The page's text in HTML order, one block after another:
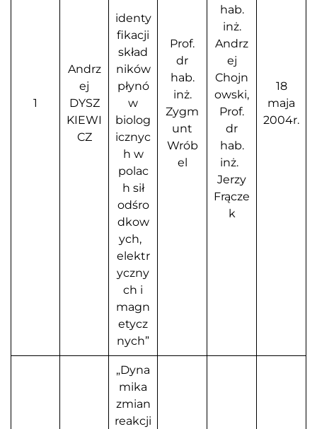
1
Andrz
ej
DYSZ
KIEWI
CZ
identy
fikacji
skład
ników
płynó
w
biolog
icznyc
h w
polac
h sił
odśro
dkow
ych,
elektr
yczny
ch i
magn
etycz
nych”
Prof.
dr
hab.
inż.
Zygm
unt
Wrób
el
hab.
inż.
Andrz
ej
Chojn
owski,
Prof.
dr
hab.
inż.
Jerzy
Frącze
k
18
maja
2004r.
„Dyna
mika
zmian
reakcji